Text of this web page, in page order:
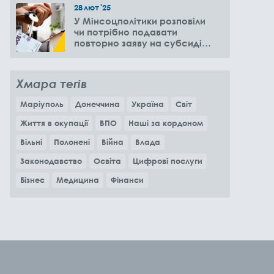
28лют'25
У Мінсоцполітики розповіли
чи потрібно подавати
повторно заяву на субсидію
Хмара тегів
Маріуполь Донеччина Україна
Світ
Життя в окупації
ВПО
Наші за кордоном
Вільні
Полонені Війна
Влада
Законодавство
Освіта
Цифрові послуги
Бізнес
Медицина Фінанси